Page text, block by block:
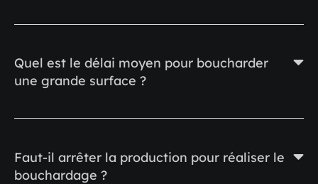
Quel est le délai moyen pour boucharder
une grande surface ?
Faut-il arrêter la production pour réaliser le
bouchardage ?